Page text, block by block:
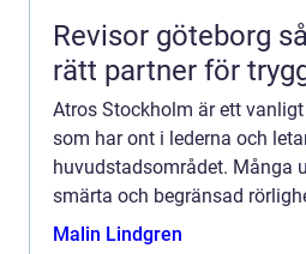
Revisor göteborg så hittar företag
rätt partner för
Atros Stockholm är ett
som har ont i lederna och
huvudstadsområdet. Många
smärta och begränsad
fingrar eller fötter, men vet
Malin Lindgren